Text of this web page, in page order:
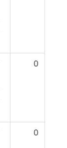
0
0